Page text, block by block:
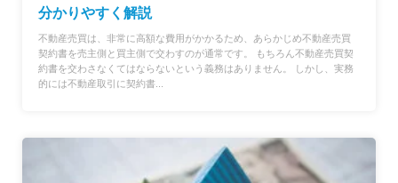
分かりやすく解説
不動産売買は、非常に高額な費用がかかるため、あらかじめ不動産売買
契約書を売主側と買主側で交わすのが通常です。 もちろん不動産売買契
約書を交わさなくてはならないという義務はありません。 しかし、実務
的には不動産取引に契約書...